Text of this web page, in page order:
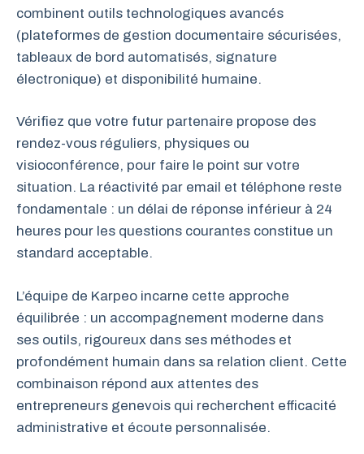
combinent outils technologiques avancés
(plateformes de gestion documentaire sécurisées,
tableaux de bord automatisés, signature
électronique) et disponibilité humaine.
Vérifiez que votre futur partenaire propose des
rendez-vous réguliers, physiques ou
visioconférence, pour faire le point sur votre
situation. La réactivité par email et téléphone reste
fondamentale : un délai de réponse inférieur à 24
heures pour les questions courantes constitue un
standard acceptable.
L’équipe de Karpeo incarne cette approche
équilibrée : un accompagnement moderne dans
ses outils, rigoureux dans ses méthodes et
profondément humain dans sa relation client. Cette
combinaison répond aux attentes des
entrepreneurs genevois qui recherchent efficacité
administrative et écoute personnalisée.